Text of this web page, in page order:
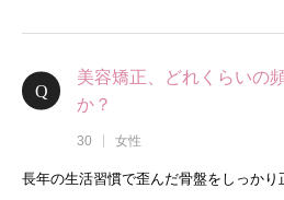
美容矯正、どれくらいの
か？
30 女性
長年の生活習慣で歪んだ骨盤をしっか